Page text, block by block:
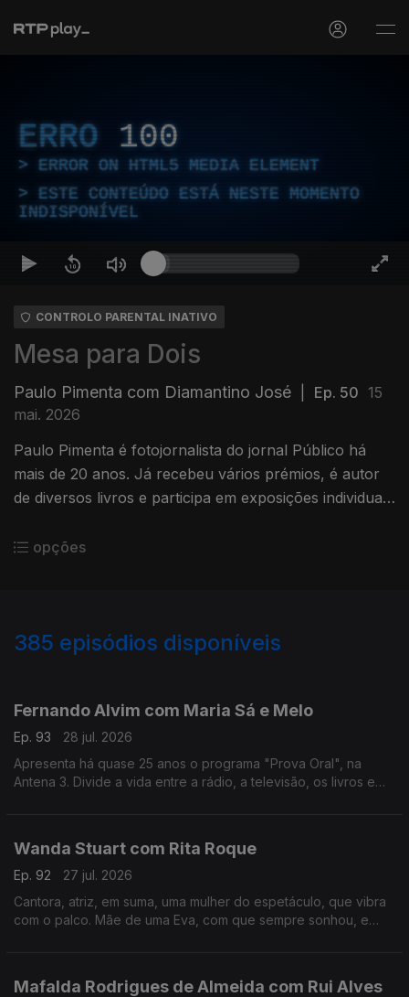
ERRO 100
ERROR ON HTML5 MEDIA ELEMENT
ESTE CONTEÚDO ESTÁ NESTE MOMENTO
INDISPONÍVEL
CONTROLO PARENTAL INATIVO
Mesa para Dois
Paulo Pimenta com Diamantino José Ep. 50 15
mai. 2026
Paulo Pimenta é fotojornalista do jornal Público há
mais de 20 anos. Já recebeu vários prémios, é autor
de diversos livros e participa em exposições individuais
opções
385 episódios disponíveis
Fernando Alvim com Maria Sá e Melo
Ep. 93
28 jul. 2026
Apresenta há quase 25 anos o programa "Prova Oral", na
Antena 3. Divide a vida entre a rádio, a televisão, os livros e
Wanda Stuart com Rita Roque
Ep. 92
27 jul. 2026
Cantora, atriz, em suma, uma mulher do espetáculo, que vibra
com o palco. Mãe de uma Eva, com que sempre sonhou, e
Mafalda Rodrigues de Almeida com Rui Alves